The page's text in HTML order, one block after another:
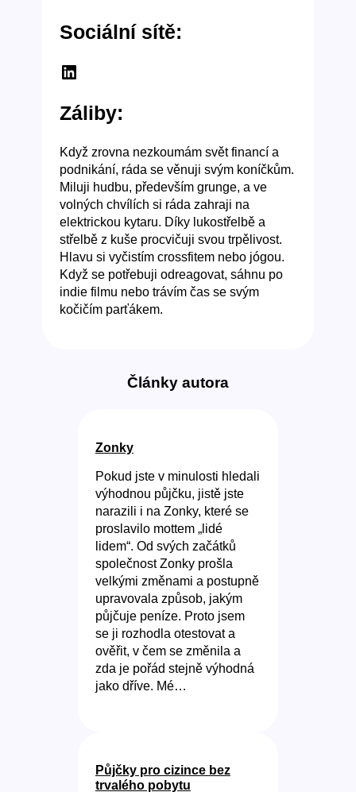
Sociální sítě:
LinkedIn
Záliby:
Když zrovna nezkoumám svět financí a
podnikání, ráda se věnuji svým koníčkům.
Miluji hudbu, především grunge, a ve
volných chvílích si ráda zahraji na
elektrickou kytaru. Díky lukostřelbě a
střelbě z kuše procvičuji svou trpělivost.
Hlavu si vyčistím crossfitem nebo jógou.
Když se potřebuji odreagovat, sáhnu po
indie filmu nebo trávím čas se svým
kočičím parťákem.
Články autora
Zonky
Pokud jste v minulosti hledali
výhodnou půjčku, jistě jste
narazili i na Zonky, které se
proslavilo mottem „lidé
lidem“. Od svých začátků
společnost Zonky prošla
velkými změnami a postupně
upravovala způsob, jakým
půjčuje peníze. Proto jsem
se ji rozhodla otestovat a
ověřit, v čem se změnila a
zda je pořád stejně výhodná
jako dříve. Mé…
Půjčky pro cizince bez
trvalého pobytu